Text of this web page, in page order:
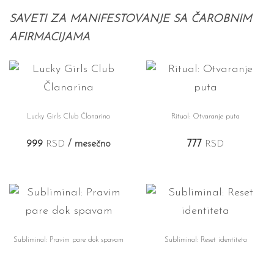
SAVETI ZA MANIFESTOVANJE SA ČAROBNIM
AFIRMACIJAMA
Lucky Girls Club Članarina
999 RSD / mesečno
Ritual: Otvaranje puta
777 RSD
Subliminal: Pravim pare dok spavam Subliminal: Reset identiteta